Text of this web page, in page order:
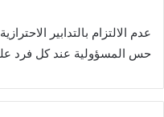
عدم الالتزام بالتدابير
حس المسؤولية عند كل فرد